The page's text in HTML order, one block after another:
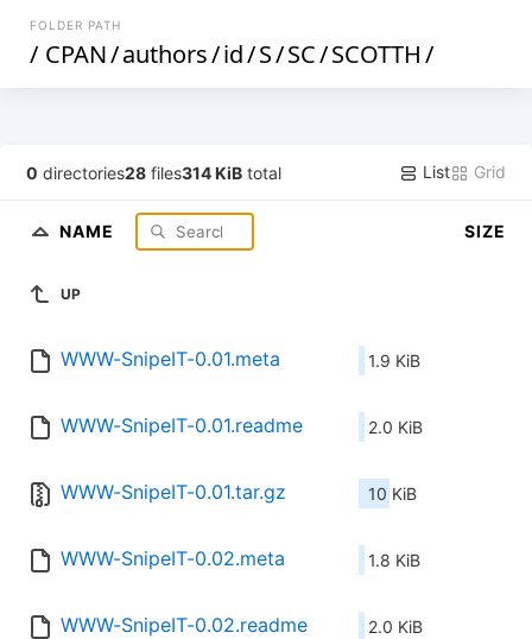
FOLDER PATH
/ CPAN/authors/id/S/SC/SCOTTH/
0 directories28 files314 KiB total List Grid
NAME SIZE
UP
WWW-SnipeIT-0.01.meta 1.9 KiB
WWW-SnipeIT-0.01.readme 2.0 KiB
WWW-SnipeIT-0.01.tar.gz 10 KiB
WWW-SnipeIT-0.02.meta 1.8 KiB
WWW-SnipeIT-0.02.readme 2.0 KiB